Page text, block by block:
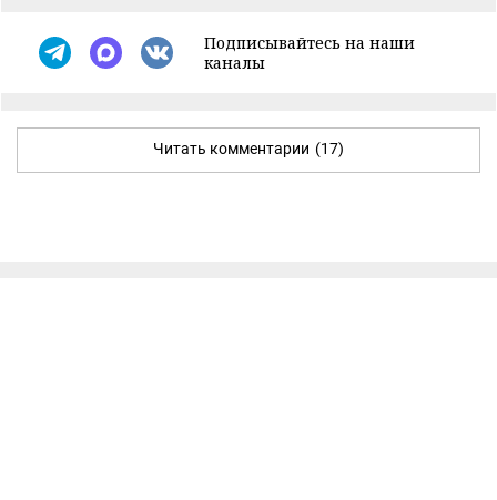
Подписывайтесь на наши
каналы
Читать комментарии (17)